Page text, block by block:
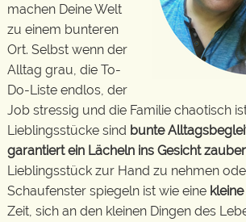
machen Deine Welt
zu einem bunteren
Ort. Selbst wenn der
Alltag grau, die To-
Do-Liste endlos, der
Job stressig und die Familie chaotisch
Lieblingsstücke sind bunte
garantiert ein Lächeln ins Gesicht
Lieblingsstück zur Hand zu nehmen
Schaufenster spiegeln ist wie eine
Zeit, sich an den kleinen Dingen des